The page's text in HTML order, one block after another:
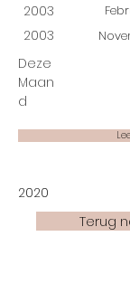
Terug
2003
2003
2020
Deze
Maan
d